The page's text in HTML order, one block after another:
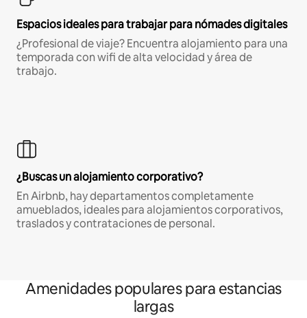
Espacios ideales para trabajar para nómades digitales
¿Profesional de viaje? Encuentra alojamiento para una
temporada con wifi de alta velocidad y área de
trabajo.
¿Buscas un alojamiento corporativo?
En Airbnb, hay departamentos completamente
amueblados, ideales para alojamientos corporativos,
traslados y contrataciones de personal.
Amenidades populares para estancias
largas